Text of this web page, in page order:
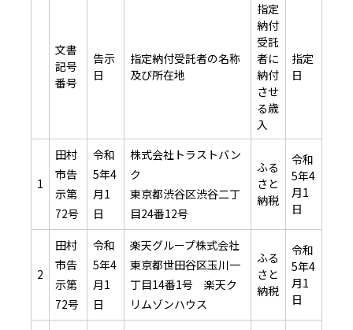
文書
記号
番号
告示
日
指定納付受託者の名称
及び所在地
指定
納付
受託
者に
納付
させ
る歳
入
指定
日
1
田村
市告
示第
72号
令和
5年4
月1
日
株式会社トラストバン
ク
東京都渋谷区渋谷二丁
目24番12号
ふる
さと
納税
令和
5年4
月1
日
2
田村
市告
示第
72号
令和
5年4
月1
日
楽天グループ株式会社
東京都世田谷区玉川一
丁目14番1号 楽天ク
リムゾンハウス
ふる
さと
納税
令和
5年4
月1
日